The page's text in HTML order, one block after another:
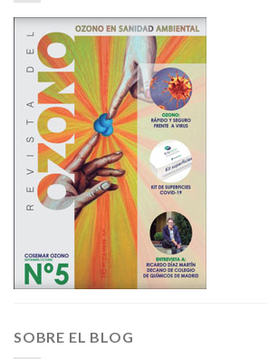
SOBRE EL BLOG